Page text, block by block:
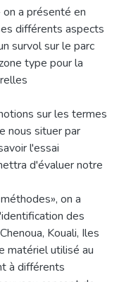
a présenté en
différents aspects
survol sur le parc
type pour la
sur les termes
nous situer par
l'essai
d'évaluer notre
on a
des
Kouali, Iles
matériel utilisé au
à différents